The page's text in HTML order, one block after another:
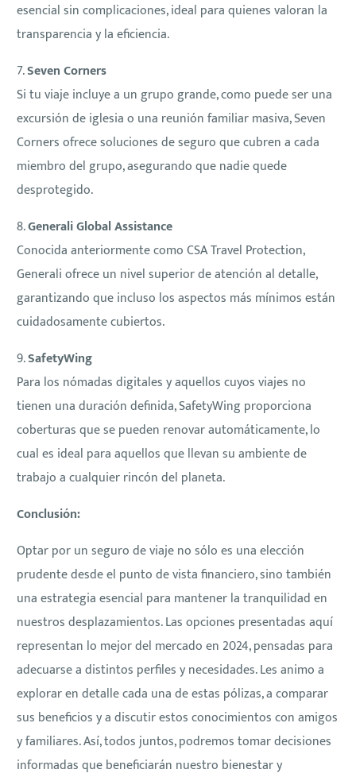
esencial sin complicaciones, ideal para quienes valoran la
transparencia y la eficiencia.
7.Seven Corners
Si tu viaje incluye a un grupo grande, como puede ser una
excursión de iglesia o una reunión familiar masiva, Seven
Corners ofrece soluciones de seguro que cubren a cada
miembro del grupo, asegurando que nadie quede
desprotegido.
8.Generali Global Assistance
Conocida anteriormente como CSA Travel Protection,
Generali ofrece un nivel superior de atención al detalle,
garantizando que incluso los aspectos más mínimos están
cuidadosamente cubiertos.
9.SafetyWing
Para los nómadas digitales y aquellos cuyos viajes no
tienen una duración definida, SafetyWing proporciona
coberturas que se pueden renovar automáticamente, lo
cual es ideal para aquellos que llevan su ambiente de
trabajo a cualquier rincón del planeta.
Conclusión:
Optar por un seguro de viaje no sólo es una elección
prudente desde el punto de vista financiero, sino también
una estrategia esencial para mantener la tranquilidad en
nuestros desplazamientos. Las opciones presentadas aquí
representan lo mejor del mercado en 2024, pensadas para
adecuarse a distintos perfiles y necesidades. Les animo a
explorar en detalle cada una de estas pólizas, a comparar
sus beneficios y a discutir estos conocimientos con amigos
y familiares. Así, todos juntos, podremos tomar decisiones
informadas que beneficiarán nuestro bienestar y